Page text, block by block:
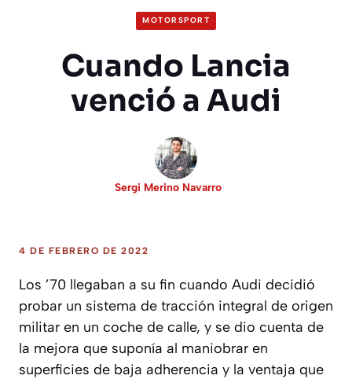
MOTORSPORT
Cuando Lancia
venció a Audi
Sergi Merino Navarro
4 DE FEBRERO DE 2022
Los ’70 llegaban a su fin cuando Audi decidió
probar un sistema de tracción integral de origen
militar en un coche de calle, y se dio cuenta de
la mejora que suponía al maniobrar en
superficies de baja adherencia y la ventaja que